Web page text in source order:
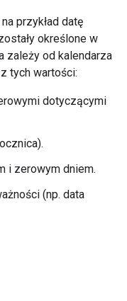
przykład datę
określone w
zależy od kalendarza
tych wartości:
dotyczącymi
i zerowym dniem.
(np. data